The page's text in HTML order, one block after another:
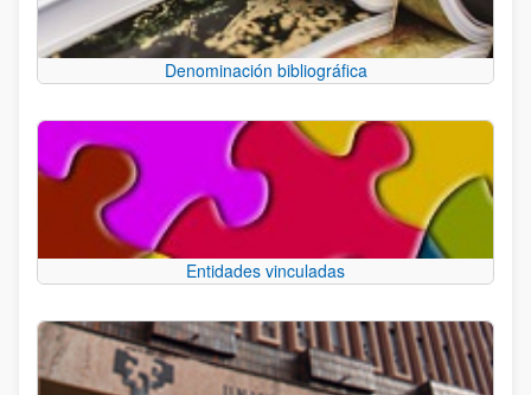
Denominación bibliográfica
Entidades vinculadas